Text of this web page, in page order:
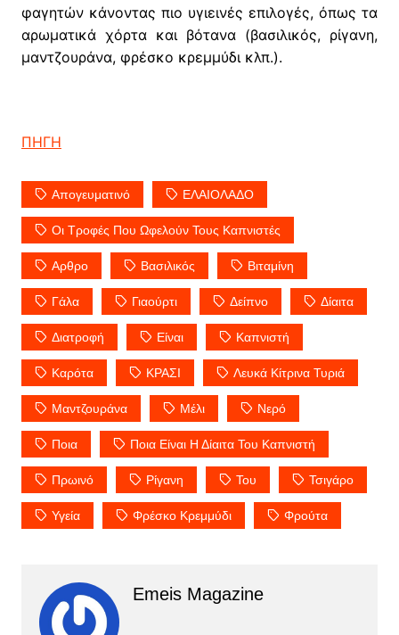
φαγητών κάνοντας πιο υγιεινές επιλογές, όπως τα
αρωματικά χόρτα και βότανα (βασιλικός, ρίγανη,
μαντζουράνα, φρέσκο κρεμμύδι κλπ.).
ΠΗΓΗ
Aπογευματινό EΛΑΙΟΛΑΔΟ
Oι Τροφές Που Ωφελούν Τους Καπνιστές
Αρθρο Βασιλικός Βιταμίνη
Γάλα Γιαούρτι Δείπνο Δίαιτα
Διατροφή Είναι Καπνιστή
Καρότα ΚΡΑΣΙ Λευκά Κίτρινα Τυριά
Μαντζουράνα Μέλι Νερό
Ποια Ποια Είναι Η Δίαιτα Του Καπνιστή
Πρωινό Ρίγανη Του Τσιγάρο
Υγεία Φρέσκο Κρεμμύδι Φρούτα
Emeis Magazine